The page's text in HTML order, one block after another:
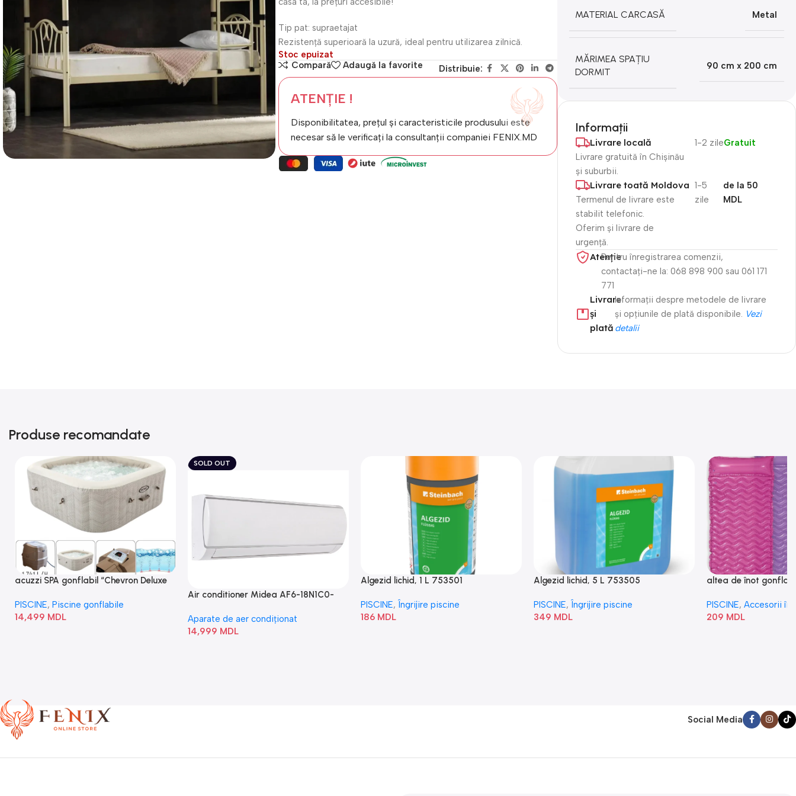
Tip pat: supraetajat
Rezistență superioară la uzură, ideal pentru utilizarea zilnică.
Stoc epuizat
Compară
Adaugă la favorite Distribuie:
ATENȚIE !
Disponibilitatea, prețul și caracteristicile produsului este
necesar să le verificați la consultanții companiei FENIX.MD
MATERIAL CARCASĂ Metal
MĂRIMEA SPAȚIU
DORMIT
90 cm x 200 cm
Informații
Livrare locală
Livrare gratuită în Chișinău
și suburbii.
1-2 zileGratuit
Livrare toată Moldova
Termenul de livrare este
stabilit telefonic.
Oferim și livrare de
urgență.
1-5
zile
de la 50
MDL
Atenție​
Pentru înregistrarea comenzii,
contactați-ne la: 068 898 900 sau 061 171
771
Livrare
și
plată
Informații despre metodele de livrare
și opțiunile de plată disponibile.
Vezi
detalii
Produse recomandate
acuzzi SPA gonflabil “Chevron Deluxe
PISCINE, Piscine gonflabile
14,499 MDL
SOLD OUT
Air conditioner Midea AF6-18N1C0-
Aparate de aer condiționat
14,999 MDL
Algezid lichid, 1 L 753501
PISCINE, Îngrijire piscine
186 MDL
Algezid lichid, 5 L 753505
PISCINE, Îngrijire piscine
349 MDL
altea de înot
PISCINE, Accesorii
209 MDL
Social Media